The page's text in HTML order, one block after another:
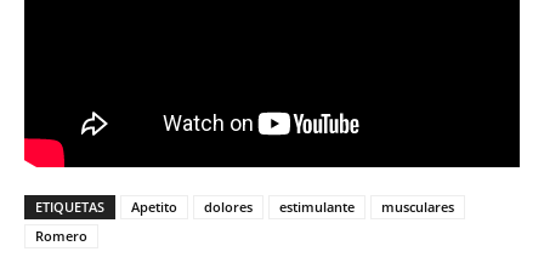
ETIQUETAS Apetito dolores estimulante
musculares
Romero